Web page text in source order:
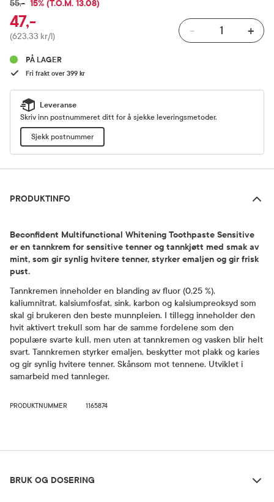
FULLPRIS
55,- RABATTPROSENT
15% (T.O.M. 13.08)
Pris
47,-
(623,33 kr/l) - +
PÅ LAGER
Fri frakt over 399 kr
Leveranse
Skriv inn postnummeret ditt for å sjekke leveringsmetoder.
Sjekk postnummer
PRODUKTINFO
Beconfident Multifunctional Whitening Toothpaste Sensitive
er en tannkrem for sensitive tenner og tannkjøtt med smak av
mint, som gir synlig hvitere tenner, styrker emaljen og gir frisk
pust.
Tannkremen inneholder en blanding av fluor (0,25 %),
kaliumnitrat, kalsiumfosfat, sink, karbon og kalsiumpreoksyd som
skal gi brukeren den beste munnpleien. I tillegg inneholder den
hvit aktivert trekull som har de samme fordelene som den
populære svarte kull, men uten at tannkremen og vasken blir helt
svart. Tannkremen styrker emaljen, beskytter mot plakk og karies
og gir synlig hvitere tenner. Skånsom mot tennene. Utviklet i
samarbeid med tannleger.
PRODUKTNUMMER 1165874
BRUK OG DOSERING